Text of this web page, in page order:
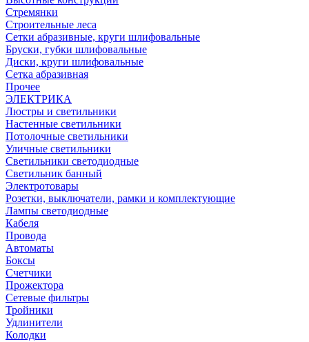
Стремянки
Строительные леса
Сетки абразивные, круги шлифовальные
Бруски, губки шлифовальные
Диски, круги шлифовальные
Сетка абразивная
Прочее
ЭЛЕКТРИКА
Люстры и светильники
Настенные светильники
Потолочные светильники
Уличные светильники
Светильники светодиодные
Светильник банный
Электротовары
Розетки, выключатели, рамки и комплектующие
Лампы светодиодные
Кабеля
Провода
Автоматы
Боксы
Счетчики
Прожектора
Сетевые фильтры
Тройники
Удлинители
Колодки